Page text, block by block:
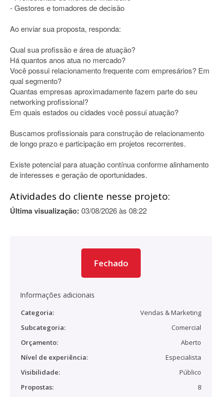
- Gestores e tomadores de decisão
Ao enviar sua proposta, responda:
Qual sua profissão e área de atuação?
Há quantos anos atua no mercado?
Você possui relacionamento frequente com empresários? Em
qual segmento?
Quantas empresas aproximadamente fazem parte do seu
networking profissional?
Em quais estados ou cidades você possui atuação?
Buscamos profissionais para construção de relacionamento
de longo prazo e participação em projetos recorrentes.
Existe potencial para atuação contínua conforme alinhamento
de interesses e geração de oportunidades.
Atividades do cliente nesse projeto:
Última visualização: 03/08/2026 às 08:22
Fechado
Informações adicionais
Categoria:
Vendas & Marketing
Subcategoria:
Comercial
Orçamento:
Aberto
Nível de experiência:
Especialista
Visibilidade:
Público
Propostas:
8